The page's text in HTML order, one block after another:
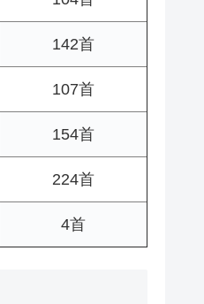
142首
107首
154首
224首
4首